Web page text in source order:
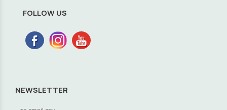
FOLLOW US
NEWSLETTER